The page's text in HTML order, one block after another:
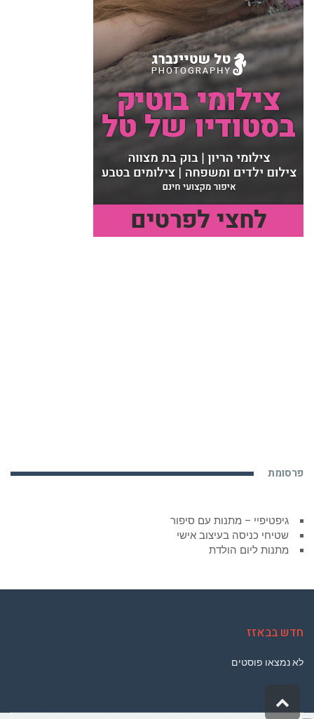
פרסומת
גיפטיפיי – מתנות עם סיפור
שטיחי כניסה בעיצוב אישי
מתנות ליום הולדת
חדש בבאזז
לא נמצאו פוסטים
לראש